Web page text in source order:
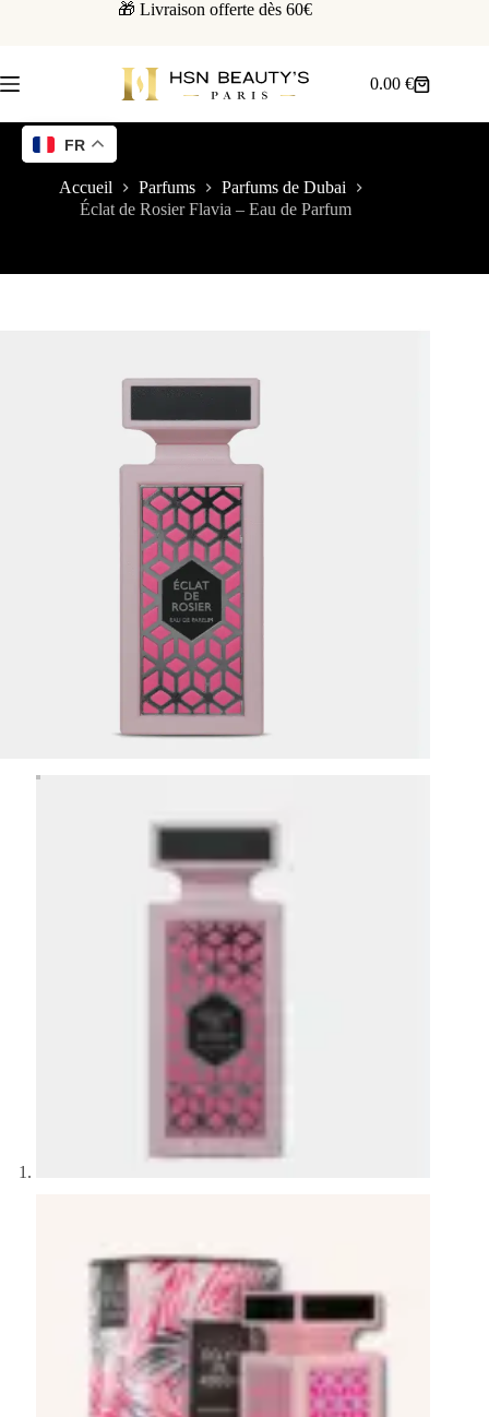
🎁 Livraison offerte dès 60€
0.00€
Accueil Parfums
Parfums de Dubai
Éclat de Rosier Flavia – Eau de Parfum
FR